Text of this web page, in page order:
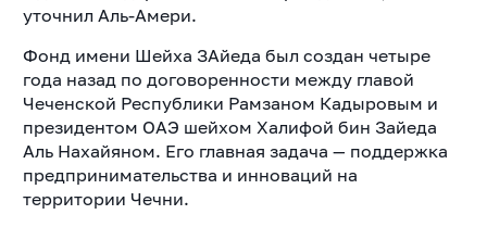
уточнил Аль-Амери.
Фонд имени Шейха ЗАйеда был создан четыре
года назад по договоренности между главой
Чеченской Республики Рамзаном Кадыровым и
президентом ОАЭ шейхом Халифой бин Зайеда
Аль Нахайяном. Его главная задача — поддержка
предпринимательства и инноваций на
территории Чечни.